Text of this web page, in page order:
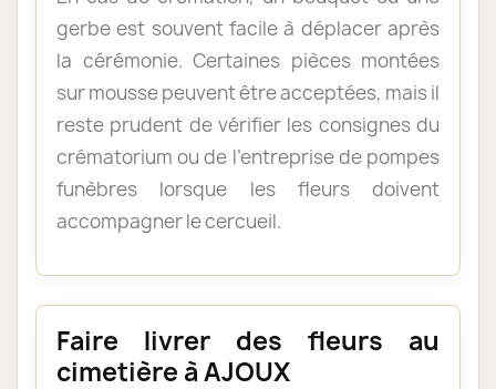
gerbe est souvent facile à déplacer après
la cérémonie. Certaines pièces montées
sur mousse peuvent être acceptées, mais il
reste prudent de vérifier les consignes du
crématorium ou de l’entreprise de pompes
funèbres lorsque les fleurs doivent
accompagner le cercueil.
Faire livrer des fleurs au
cimetière à AJOUX